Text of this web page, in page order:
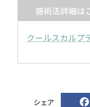
施術法詳細は
クールスカルプ
シェア